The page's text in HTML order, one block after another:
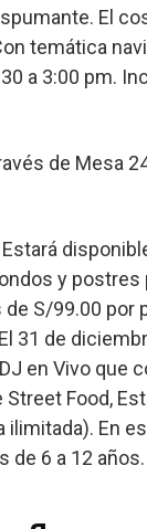
El
temática
a 3:00 pm.
de Mesa
Estará
y
S/99.00 por
31 de
en Vivo que
Food,
En
de 6 a 12 años.